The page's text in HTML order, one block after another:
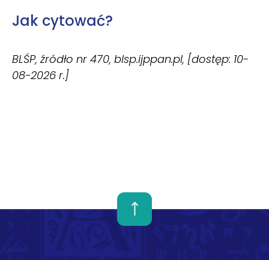
Jak cytować?
BLŚP, źródło nr 470, blsp.ijppan.pl, [dostęp: 10-
08-2026 r.]